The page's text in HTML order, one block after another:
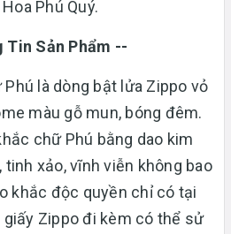
Phú Quý.
Tin Sản Phẩm --
Phú là dòng bật lửa Zippo vỏ
màu gỗ mun, bóng đêm.
chữ Phú bằng dao kim
xảo, vĩnh viễn không bao
khắc độc quyền chỉ có tại
giấy Zippo đi kèm có thể sử